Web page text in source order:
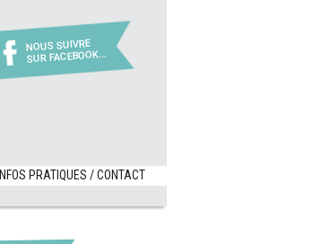
NOUS SUIVRE
SUR FACEBOOK...
INFOS PRATIQUES / CONTACT